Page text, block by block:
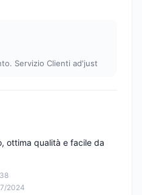
Servizio Clienti ad'just
2024
ottima qualità e facile da